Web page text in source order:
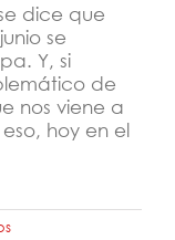
dice que
se
Y, si
de
nos viene a
hoy en el